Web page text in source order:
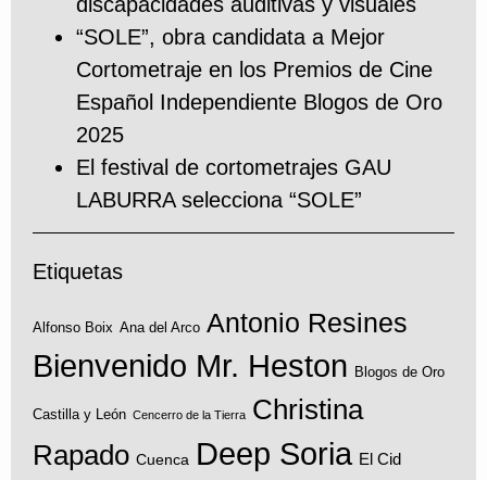
“SOLE”, obra candidata a Mejor
Cortometraje en los Premios de Cine
Español Independiente Blogos de Oro
2025
El festival de cortometrajes GAU
LABURRA selecciona “SOLE”
Etiquetas
Alfonso Boix Ana del Arco Antonio Resines
Bienvenido Mr. Heston Blogos de Oro
Castilla y León Cencerro de la Tierra Christina
Rapado Cuenca Deep Soria El Cid